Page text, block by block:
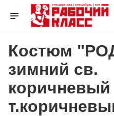
Костюм
зимний св.
коричневый